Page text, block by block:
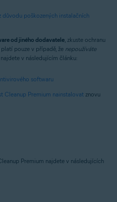
důvodu poškozených instalačních
od jiného dodavatele, zkuste ochranu
pouze v případě, že nepoužíváte
v následujícím článku:
softwaru
Cleanup Premium nainstalovat znovu
Premium najdete v následujících